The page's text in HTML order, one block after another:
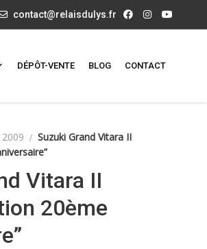
contact@relaisdulys.fr
DÉPÔT-VENTE BLOG CONTACT
2009
Suzuki Grand Vitara II
Vitara II
20ème